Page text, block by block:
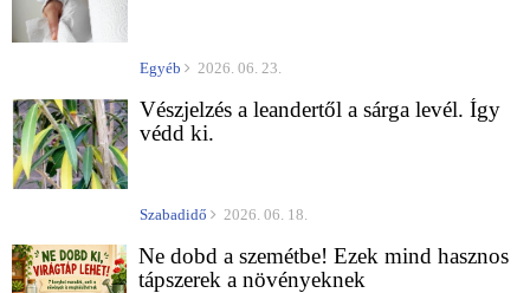
Egyéb 2026. 06. 23.
Vészjelzés a leandertől a sárga levél. Így
védd ki.
Szabadidő 2026. 06. 18.
Ne dobd a szemétbe! Ezek mind hasznos
tápszerek a növényeknek